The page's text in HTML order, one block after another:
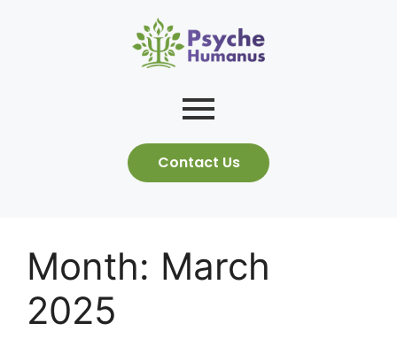
Contact Us
Month: March
2025